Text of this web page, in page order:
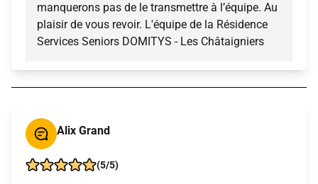
manquerons pas de le transmettre à l’équipe. Au
plaisir de vous revoir. L'équipe de la Résidence
Services Seniors DOMITYS - Les Châtaigniers
Alix Grand
(5/5)